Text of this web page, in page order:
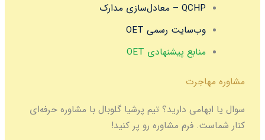
QCHP – معادل‌سازی مدارک
وب‌سایت رسمی OET
منابع پیشنهادی OET
مشاوره مهاجرت
سوال یا ابهامی دارید؟ تیم پرشیا گلوبال با مشاوره حرفه‌ای
کنار شماست. فرم مشاوره رو پر کنید!